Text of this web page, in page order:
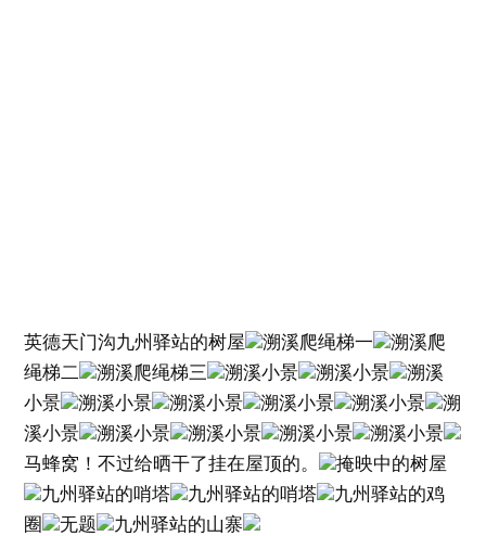
英德天门沟九州驿站的树屋 溯溪爬绳梯一
溯溪爬
绳梯二
溯溪爬绳梯三 溯溪小景 溯溪小景
溯溪
小景
溯溪小景 溯溪小景 溯溪小景 溯溪小景
溯
溪小景
溯溪小景 溯溪小景 溯溪小景
溯溪小景
马蜂窝！不过给晒干了挂在屋顶的。
掩映中的树屋
九州驿站的哨塔
九州驿站的哨塔
九州驿站的鸡
圈
无题 九州驿站的山寨